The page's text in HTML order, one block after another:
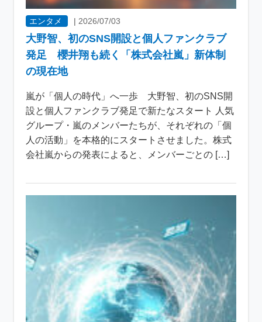
エンタメ |2026/07/03
大野智、初のSNS開設と個人ファンクラブ
発足 櫻井翔も続く「株式会社嵐」新体制
の現在地
嵐が「個人の時代」へ一歩 大野智、初のSNS開
設と個人ファンクラブ発足で新たなスタート 人気
グループ・嵐のメンバーたちが、それぞれの「個
人の活動」を本格的にスタートさせました。株式
会社嵐からの発表によると、メンバーごとの […]